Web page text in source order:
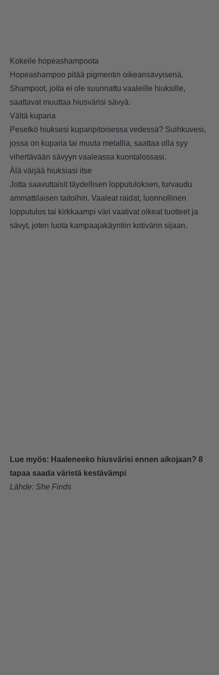
Kokeile hopeashampoota
Hopeashampoo pitää pigmentin oikeansävyisenä.
Shampoot, joita ei ole suunnattu vaaleille hiuksille,
saattavat muuttaa hiusvärisi sävyä.
Vältä kuparia
Pesetkö hiuksesi kuparipitoisessa vedessä? Suihkuvesi,
jossa on kuparia tai muuta metallia, saattaa olla syy
vihertävään sävyyn vaaleassa kuontalossasi.
Älä värjää hiuksiasi itse
Jotta saavuttaisit täydellisen lopputuloksen, turvaudu
ammattilaisen taitoihin. Vaaleat raidat, luonnollinen
lopputulos tai kirkkaampi väri vaativat oikeat tuotteet ja
sävyt, joten luota kampaajakäyntiin kotivärin sijaan.
Lue myös: Haaleneeko hiusvärisi ennen aikojaan? 8
tapaa saada väristä kestävämpi
Lähde: She Finds